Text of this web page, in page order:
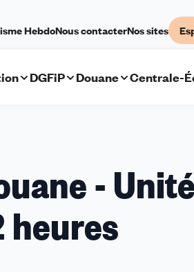
HebdoNous contacterNos sites
DGFiP Douane Centrale-
-
heures